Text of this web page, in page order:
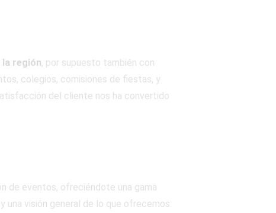
región, por supuesto también con
colegios, comisiones de fiestas, y
del cliente nos ha convertido
de eventos, ofreciéndote una gama
una visión general de lo que ofrecemos: